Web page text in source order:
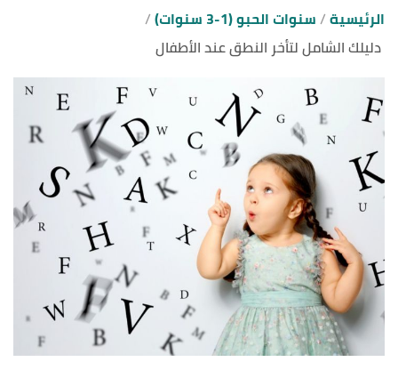
الرئيسية سنوات الحبو (1-3 سنوات)
دليلك الشامل لتأخر النطق عند الأطفال